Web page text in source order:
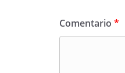
Comentario *